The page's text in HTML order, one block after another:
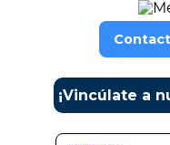
¡Vincúlate a